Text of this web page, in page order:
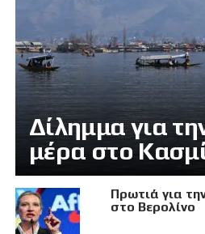
Δίλημμα για
μέρα στο
Πρωτιά για
στο Βερολίνο